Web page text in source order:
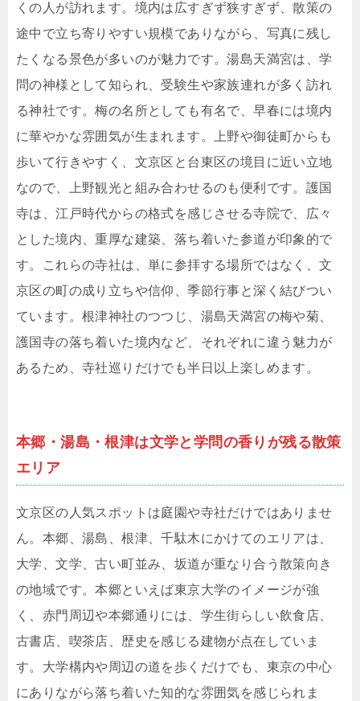
くの人が訪れます。境内は広すぎず狭すぎず、散策の
途中で立ち寄りやすい規模でありながら、写真に残し
たくなる景色が多いのが魅力です。湯島天満宮は、学
問の神様として知られ、受験生や家族連れが多く訪れ
る神社です。梅の名所としても有名で、早春には境内
に華やかな雰囲気が生まれます。上野や御徒町からも
歩いて行きやすく、文京区と台東区の境目に近い立地
なので、上野観光と組み合わせるのも便利です。護国
寺は、江戸時代からの格式を感じさせる寺院で、広々
とした境内、重厚な建築、落ち着いた参道が印象的で
す。これらの寺社は、単に参拝する場所ではなく、文
京区の町の成り立ちや信仰、季節行事と深く結びつい
ています。根津神社のつつじ、湯島天満宮の梅や菊、
護国寺の落ち着いた境内など、それぞれに違う魅力が
あるため、寺社巡りだけでも半日以上楽しめます。
本郷・湯島・根津は文学と学問の香りが残る散策
エリア
文京区の人気スポットは庭園や寺社だけではありませ
ん。本郷、湯島、根津、千駄木にかけてのエリアは、
大学、文学、古い町並み、坂道が重なり合う散策向き
の地域です。本郷といえば東京大学のイメージが強
く、赤門周辺や本郷通りには、学生街らしい飲食店、
古書店、喫茶店、歴史を感じる建物が点在していま
す。大学構内や周辺の道を歩くだけでも、東京の中心
にありながら落ち着いた知的な雰囲気を感じられま